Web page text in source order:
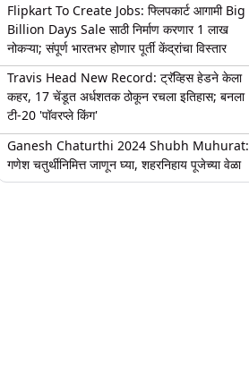
Flipkart To Create Jobs: फ्लिपकार्ट आगामी Big
Billion Days Sale साठी निर्माण करणार 1 लाख
नोकऱ्या; संपूर्ण भारतभर होणार पूर्ती केंद्रांचा विस्तार
Travis Head New Record: ट्रॅव्हिस हेडने केला
कहर, 17 चेंडूत अर्धशतक ठोकून रचला इतिहास; बनला
टी-20 'पॉवरप्ले किंग'
Ganesh Chaturthi 2024 Shubh Muhurat:
गणेश चतुर्थीनिमित्त जाणून घ्या, शहरनिहाय पूजेच्या वेळा